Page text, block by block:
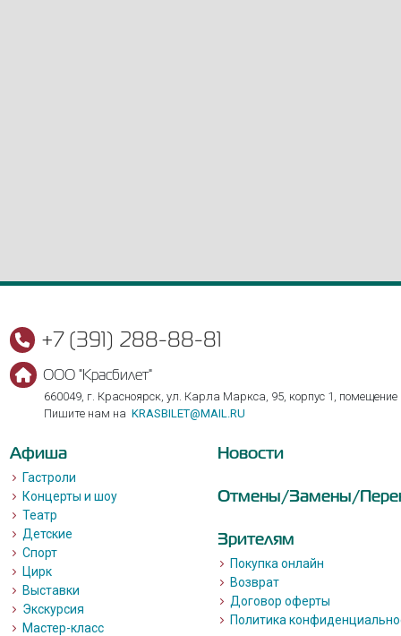
+7 (391) 288-88-81
ООО "Красбилет"
660049, г. Красноярск, ул. Карла Маркса, 95, корпус 1, помещение
Пишите нам на KRASBILET@MAIL.RU
Афиша
Гастроли
Концерты и шоу
Театр
Детские
Спорт
Цирк
Выставки
Экскурсия
Мастер-класс
Новости
Отмены/Замены/
Зрителям
Покупка онлайн
Возврат
Договор оферты
Политика